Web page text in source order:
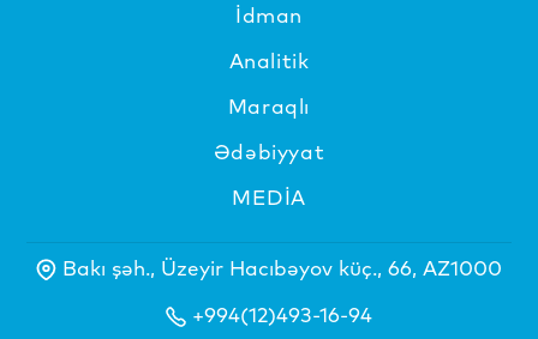
İdman
Analitik
Maraqlı
Ədəbiyyat
MEDİA
Bakı şəh., Üzeyir Hacıbəyov küç., 66, AZ1000
+994(12)493-16-94